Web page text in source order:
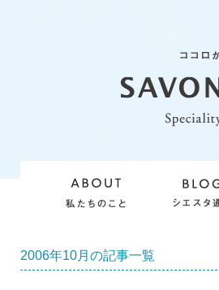
2006年10月の記事一覧